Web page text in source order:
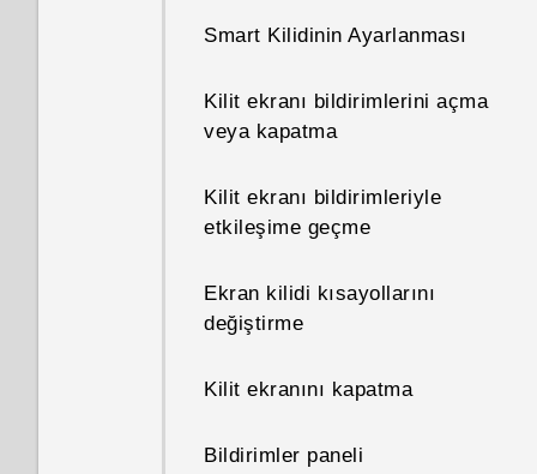
olarak kullanılması arasındaki
Telefonumda yüklü olan HTC
bulurum?
açtığımda telefonumun
şifresini çözmek için neden bir
Smart Kilidinin Ayarlanması
Kilit ekranı bildirimlerini açma
veya kapatma
Kilit ekranı bildirimleriyle
etkileşime geçme
Ekran kilidi kısayollarını
değiştirme
Kilit ekranını kapatma
Bildirimler paneli